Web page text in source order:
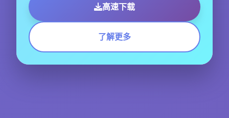
高速下载
了解更多